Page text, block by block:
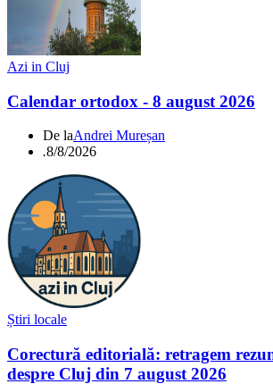
Azi in Cluj
Calendar ortodox - 8 august 2026
De laAndrei Mureșan
.8/8/2026
Știri locale
Corectură editorială: retragem
despre Cluj din 7 august 2026